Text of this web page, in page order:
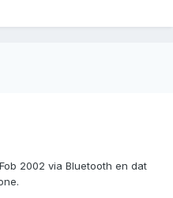
2002 via Bluetooth en dat